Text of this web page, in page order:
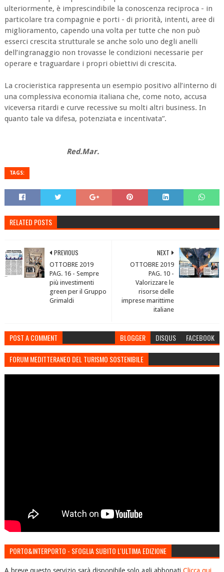
ulteriormente, è imprescindibile la conoscenza reciproca - in
particolare tra compagnie e porti - di priorità, intenti, aree di
miglioramento, capendo una volta per tutte che non può
esserci crescita strutturale se anche solo uno degli anelli
dell’ingranaggio non trovasse le condizioni necessarie per
operare e traguardare i propri obiettivi di crescita.
La crocieristica rappresenta un esempio positivo all’interno di
una complessiva economia italiana che, come noto, accusa
viceversa ritardi e curve recessive su molti altri business. In
quanto tale va difesa, potenziata e incentivata”.
Red.Mar.
TAGS:
RELATED POSTS
NEXT
OTTOBRE 2019
PAG. 10 -
Valorizzare le
risorse delle
imprese marittime
italiane
PREVIOUS
OTTOBRE 2019
PAG. 16 - Sempre
più investimenti
green per il Gruppo
Grimaldi
POST A COMMENT BLOGGER DISQUS FACEBOOK
FORUM MEDITTERANEO DEL TURISMO SOSTENIBILE
PORTO&INTERPORTO - SFOGLIA SUBITO L'ULTIMA EDIZIONE